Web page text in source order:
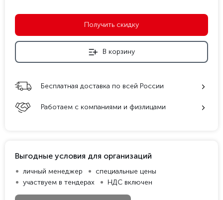
Получить скидку
В корзину
Бесплатная доставка по всей России
Работаем с компаниями и физлицами
Выгодные условия для организаций
личный менеджер
специальные цены
участвуем в тендерах
НДС включен